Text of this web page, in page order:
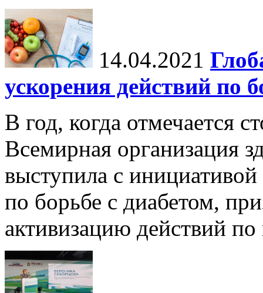
14.04.2021
ускорения действий по
В год, когда отмечается
Всемирная организация
выступила с
по борьбе с диабетом,
активизацию действий